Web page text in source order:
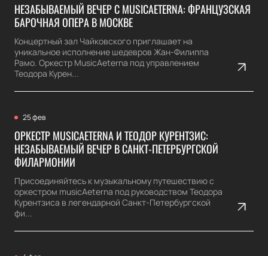
НЕЗАБЫВАЕМЫЙ ВЕЧЕР С MUSICAETERNA: ФРАНЦУЗСКАЯ
БАРОЧНАЯ ОПЕРА В МОСКВЕ
Концертный зал Чайковского приглашает на
уникальное исполнение шедевров Жан-Филиппа
Рамо. Оркестр MusicAeterna под управлением
Теодора Курен...
25 фев
ОРКЕСТР MUSICAETERNA И ТЕОДОР КУРЕНТЗИС:
НЕЗАБЫВАЕМЫЙ ВЕЧЕР В САНКТ-ПЕТЕРБУРГСКОЙ
ФИЛАРМОНИИ
Присоединяйтесь к музыкальному путешествию с
оркестром musicAeterna под руководством Теодора
Курентзиса в легендарной Санкт-Петербургской
фи...